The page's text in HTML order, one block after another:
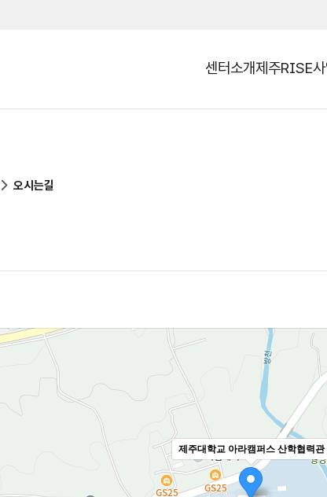
센터소개제주RISE
오시는길
제주대학교 아라캠퍼스 산학협력관